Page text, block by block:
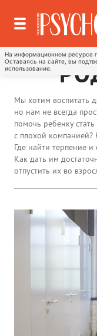
На информационном ресурсе
Оставаясь на сайте, вы
использование.
Мы хотим воспитать
но нам не всегда
помочь ребенку
с плохой компанией?
Где найти терпение и
Как дать им
отпустить их во